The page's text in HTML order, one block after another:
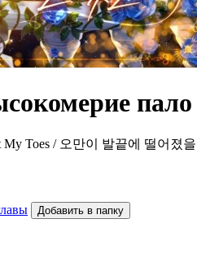
My Toes / 오만이 발끝에 떨어졌을
Добавить в папку